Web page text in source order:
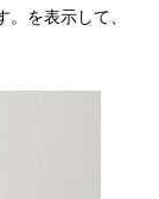
を表示して、